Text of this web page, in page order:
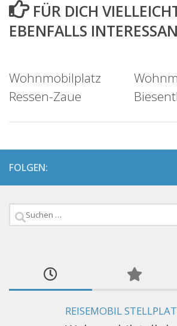
FÜR DICH
EBENFALLS
Wohnmobilplatz
Ressen-Zaue
FOLGEN:
Suchen
REISEMOBIL